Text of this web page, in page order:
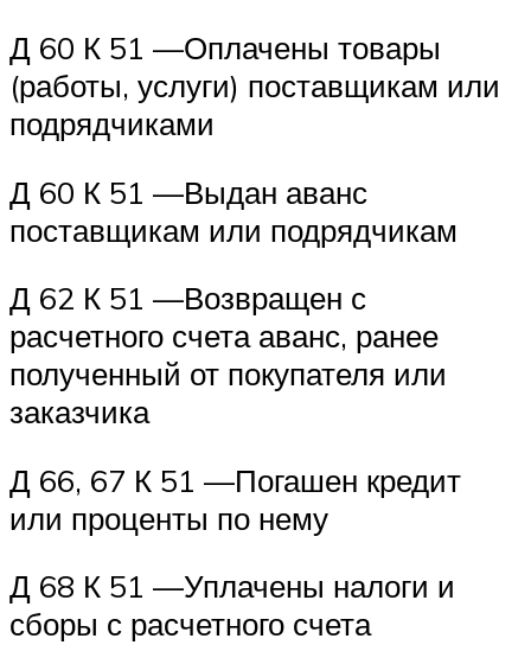
Д 60 К 51 —Оплачены товары
(работы, услуги) поставщикам или
подрядчиками
Д 60 К 51 —Выдан аванс
поставщикам или подрядчикам
Д 62 К 51 —Возвращен с
расчетного счета аванс, ранее
полученный от покупателя или
заказчика
Д 66, 67 К 51 —Погашен кредит
или проценты по нему
Д 68 К 51 —Уплачены налоги и
сборы с расчетного счета